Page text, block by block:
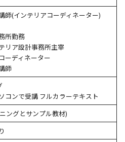
師(インテリアコーディネーター)
所勤務
リア設計事務所主宰
ーディネーター
師
コンで受講 フルカラーテキスト
ングとサンプル教材)